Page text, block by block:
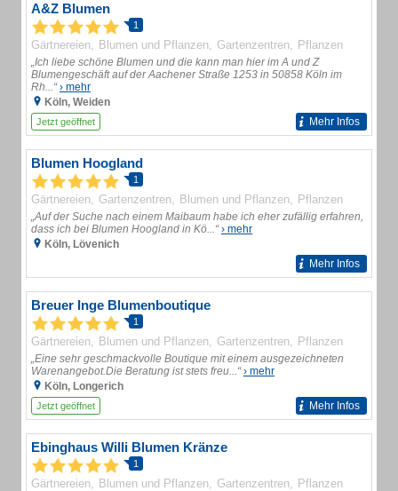
A&Z Blumen
1
Gärtnereien Blumen und Pflanzen Gartenzentren Pflanzen
„Ich liebe schöne Blumen und die kann man hier im A und Z
Blumengeschäft auf der Aachener Straße 1253 in 50858 Köln im
Rh...“› mehr
Köln, Weiden
Jetzt geöffnet Mehr Infos
Blumen Hoogland
1
Gärtnereien Gartenzentren Blumen und Pflanzen Pflanzen
„Auf der Suche nach einem Maibaum habe ich eher zufällig erfahren,
dass ich bei Blumen Hoogland in Kö...“› mehr
Köln, Lövenich
Mehr Infos
Breuer Inge Blumenboutique
1
Gärtnereien Blumen und Pflanzen Gartenzentren Pflanzen
„Eine sehr geschmackvolle Boutique mit einem ausgezeichneten
Warenangebot.Die Beratung ist stets freu...“› mehr
Köln, Longerich
Jetzt geöffnet Mehr Infos
Ebinghaus Willi Blumen Kränze
1
Gärtnereien Blumen und Pflanzen Gartenzentren Pflanzen